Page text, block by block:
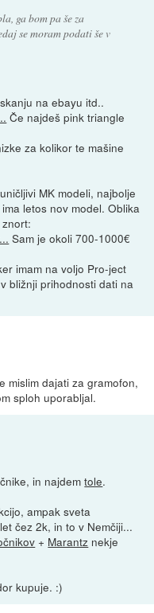
ga bom pa še za
se moram podati še v
na ebayu itd..
Če najdeš pink triangle
za kolikor te mašine
MK modeli, najbolje
letos nov model. Oblika
Sam je okoli 700-1000€
imam na voljo Pro-ject
bližnji prihodnosti dati na
mislim dajati za gramofon,
sploh uporabljal.
in najdemtole.
ampak sveta
čez 2k, in to v Nemčiji...
+ Marantz nekje
kupuje. :)